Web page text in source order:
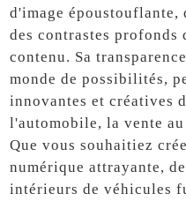
d'image époustouflante,
des contrastes
contenu. Sa
monde de possibilités,
innovantes et créatives
l'automobile, la vente
Que vous souhaitiez
numérique attrayante,
intérieurs de véhicules